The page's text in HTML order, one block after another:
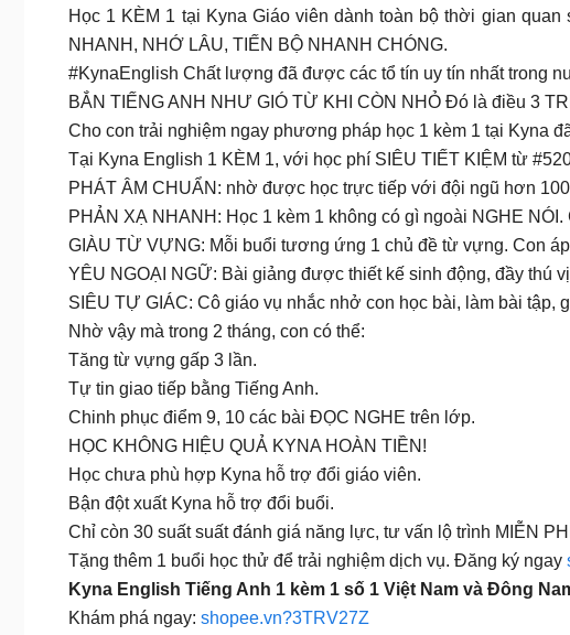
Học 1 KÈM 1 tại Kyna Giáo viên dành toàn bộ thời gian
NHANH, NHỚ LÂU, TIẾN BỘ NHANH CHÓNG.
#KynaEnglish Chất lượng đã được các tổ tín uy tín nhất trong
BẮN TIẾNG ANH NHƯ GIÓ TỪ KHI CÒN NHỎ Đó là điều 3
Cho con trải nghiệm ngay phương pháp học 1 kèm 1 tại Kyna
Tại Kyna English 1 KÈM 1, với học phí SIÊU TIẾT KIỆM từ
PHÁT ÂM CHUẨN: nhờ được học trực tiếp với đội ngũ hơn
PHẢN XẠ NHANH: Học 1 kèm 1 không có gì ngoài NGHE
GIÀU TỪ VỰNG: Mỗi buổi tương ứng 1 chủ đề từ vựng. Con
YÊU NGOẠI NGỮ: Bài giảng được thiết kế sinh động, đầy thú
SIÊU TỰ GIÁC: Cô giáo vụ nhắc nhở con học bài, làm bài tập,
Nhờ vậy mà trong 2 tháng, con có thể:
Tăng từ vựng gấp 3 lần.
Tự tin giao tiếp bằng Tiếng Anh.
Chinh phục điểm 9, 10 các bài ĐỌC NGHE trên lớp.
HỌC KHÔNG HIỆU QUẢ KYNA HOÀN TIỀN!
Học chưa phù hợp Kyna hỗ trợ đổi giáo viên.
Bận đột xuất Kyna hỗ trợ đổi buổi.
Chỉ còn 30 suất suất đánh giá năng lực, tư vấn lộ trình MIỄN
Tặng thêm 1 buổi học thử để trải nghiệm dịch vụ. Đăng ký ngay
Kyna English Tiếng Anh 1 kèm 1 số 1 Việt Nam và Đông
Khám phá ngay: shopee.vn?3TRV27Z